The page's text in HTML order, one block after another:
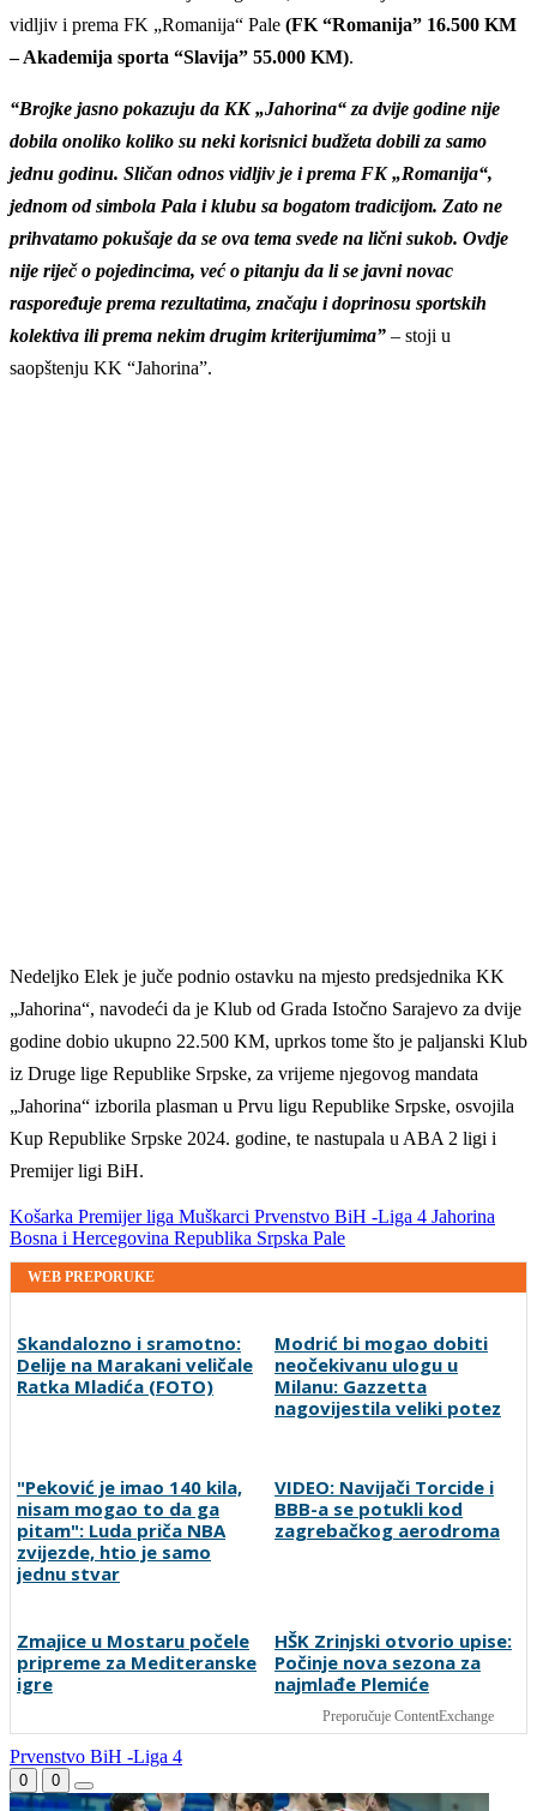
vidljiv i prema FK „Romanija“ Pale (FK “Romanija” 16.500 KM
– Akademija sporta “Slavija” 55.000 KM).
“Brojke jasno pokazuju da KK „Jahorina“ za dvije godine nije
dobila onoliko koliko su neki korisnici budžeta dobili za samo
jednu godinu. Sličan odnos vidljiv je i prema FK „Romanija“,
jednom od simbola Pala i klubu sa bogatom tradicijom. Zato ne
prihvatamo pokušaje da se ova tema svede na lični sukob. Ovdje
nije riječ o pojedincima, već o pitanju da li se javni novac
raspoređuje prema rezultatima, značaju i doprinosu sportskih
kolektiva ili prema nekim drugim kriterijumima” – stoji u
saopštenju KK “Jahorina”.
Nedeljko Elek je juče podnio ostavku na mjesto predsjednika KK
„Jahorina“, navodeći da je Klub od Grada Istočno Sarajevo za dvije
godine dobio ukupno 22.500 KM, uprkos tome što je paljanski Klub
iz Druge lige Republike Srpske, za vrijeme njegovog mandata
„Jahorina“ izborila plasman u Prvu ligu Republike Srpske, osvojila
Kup Republike Srpske 2024. godine, te nastupala u ABA 2 ligi i
Premijer ligi BiH.
Košarka Premijer liga Muškarci Prvenstvo BiH -Liga 4 Jahorina
Bosna i Hercegovina Republika Srpska Pale
WEB PREPORUKE
Delije na Marakani veličale
Ratka Mladića (FOTO)
neočekivanu ulogu u
Milanu: Gazzetta
nagovijestila veliki potez
nisam mogao to da ga
pitam": Luda priča NBA
zvijezde, htio je samo
jednu stvar
VIDEO: Navijači Torcide i
BBB-a se potukli kod